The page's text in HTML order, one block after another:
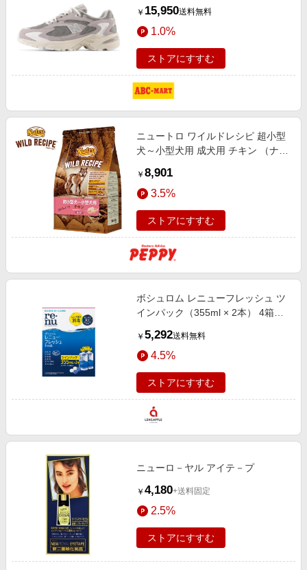
￥ 15,950送料無料
1.0%
ストアにすすむ
ニュートロ ワイルドレシピ 超小型
犬～小型犬用 成犬用 チキン （ナチ
￥ 8,901
3.5%
ストアにすすむ
ボシュロム レニューフレッシュ ツ
インパック（355ml × 2本） 4箱セ
￥ 5,292送料無料
4.5%
ストアにすすむ
ニューロ－ヤル アイテ－プ
￥ 4,180+送料固定
2.5%
ストアにすすむ